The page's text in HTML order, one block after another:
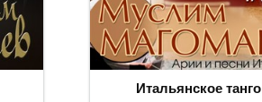
Итальянское танго